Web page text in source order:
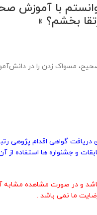
با آموزش
بخشم؟ »
مسواک زدن را در
دریافت گواهی اقدام پژوهی
و جشنواره ها استفاده از
و در صورت مشاهده مشابه
ما نمی باشد .